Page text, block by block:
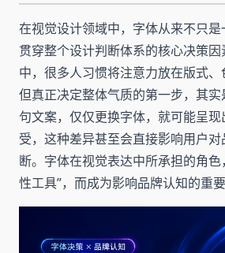
在视觉设计领域中，字体从来不只是
贯穿整个设计判断体系的核心决策
中，很多人习惯将注意力放在版式、
但真正决定整体气质的第一步，其
句文案，仅仅更换字体，就可能呈
受，这种差异甚至会直接影响用户
断。字体在视觉表达中所承担的角
性工具”，而成为影响品牌认知的重要